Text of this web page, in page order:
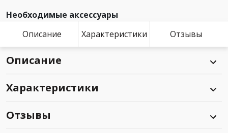
Необходимые аксессуары
Описание
Характеристики Отзывы
Описание
Характеристики
Отзывы